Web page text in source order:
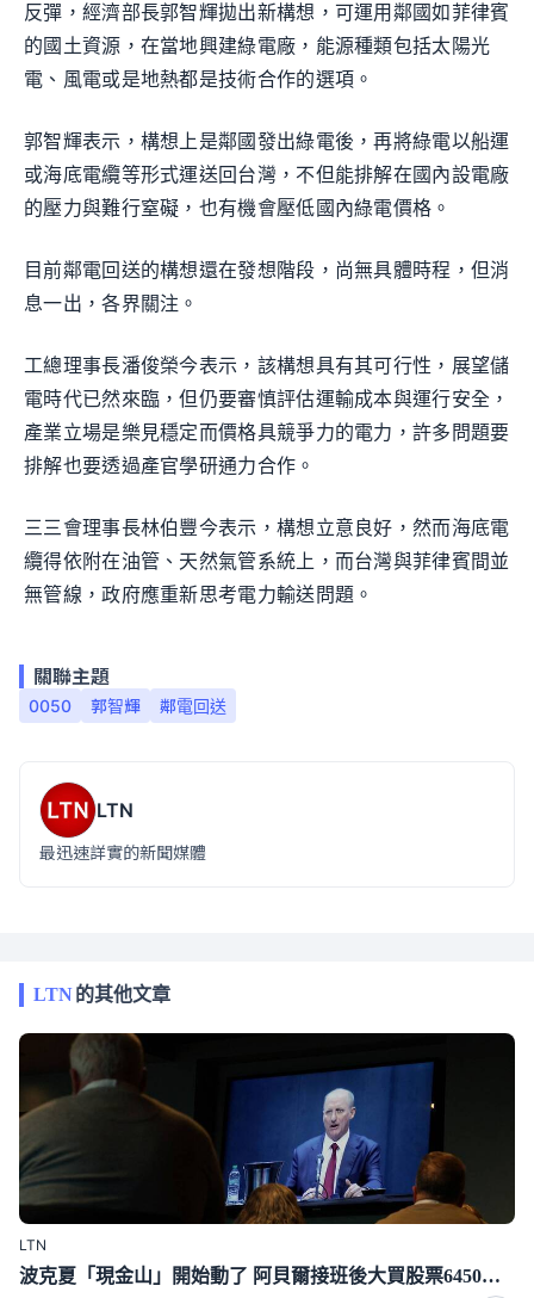
反彈，經濟部長郭智輝拋出新構想，可運用鄰國如菲律賓
的國土資源，在當地興建綠電廠，能源種類包括太陽光
電、風電或是地熱都是技術合作的選項。
郭智輝表示，構想上是鄰國發出綠電後，再將綠電以船運
或海底電纜等形式運送回台灣，不但能排解在國內設電廠
的壓力與難行窒礙，也有機會壓低國內綠電價格。
目前鄰電回送的構想還在發想階段，尚無具體時程，但消
息一出，各界關注。
工總理事長潘俊榮今表示，該構想具有其可行性，展望儲
電時代已然來臨，但仍要審慎評估運輸成本與運行安全，
產業立場是樂見穩定而價格具競爭力的電力，許多問題要
排解也要透過產官學研通力合作。
三三會理事長林伯豐今表示，構想立意良好，然而海底電
纜得依附在油管、天然氣管系統上，而台灣與菲律賓間並
無管線，政府應重新思考電力輸送問題。
關聯主題
0050 郭智輝 鄰電回送
LTN
最迅速詳實的新聞媒體
LTN的其他文章
LTN
波克夏「現金山」開始動了 阿貝爾接班後大買股票6450億元